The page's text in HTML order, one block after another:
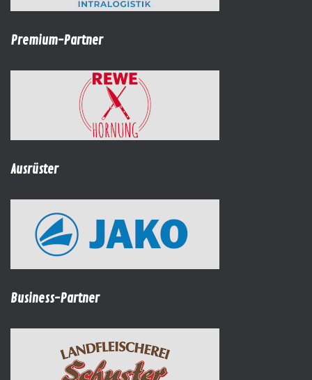
Premium-Partner
Ausrüster
Business-Partner